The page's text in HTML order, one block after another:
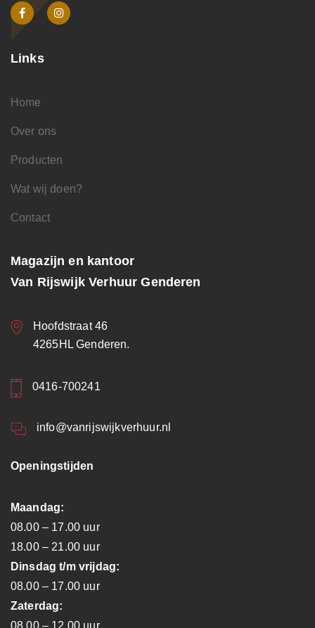
Links
Home
Over ons
Producten
Wat wij doen?
Contact
Magazijn en kantoor
Van Rijswijk Verhuur Genderen
Hoofdstraat 46
4265HL Genderen.
0416-700241
info@vanrijswijkverhuur.nl
Openingstijden
Maandag:
08.00 – 17.00 uur
18.00 – 21.00 uur
Dinsdag t/m vrijdag:
08.00 – 17.00 uur
Zaterdag: